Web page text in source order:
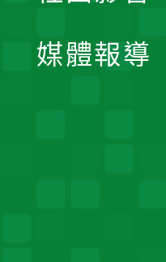
媒體報導